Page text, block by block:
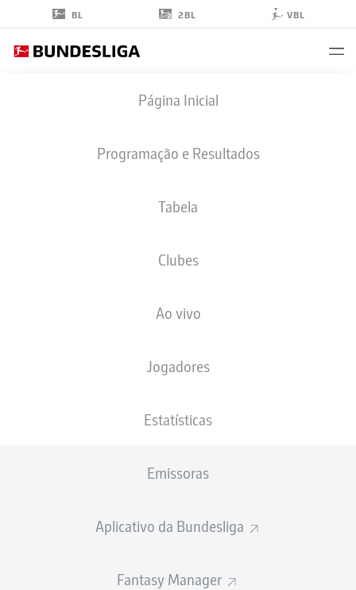
BL 2BL VBL
Página Inicial
Programação e Resultados
Tabela
Clubes
Ao vivo
Jogadores
Estatísticas
Emissoras
Aplicativo da Bundesliga
Fantasy Manager
BORUSSIA MÖNCHENGLADBACH